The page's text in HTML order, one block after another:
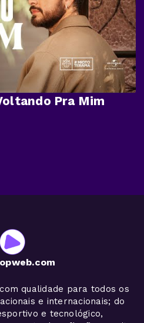
Pra Mim
qualidade para todos os
e internacionais; do
e tecnológico,